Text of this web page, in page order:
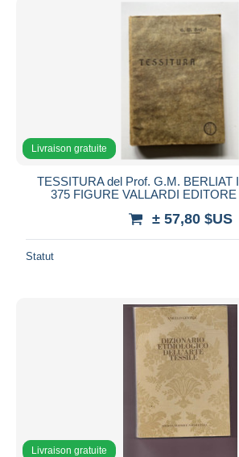
Livraison gratuite
TESSITURA del Prof. G.M. BERLIAT
375 FIGURE VALLARDI
± 57,80 $US
Statut
Livraison gratuite